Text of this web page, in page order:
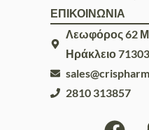
ΕΠΙΚΟΙΝΩΝΙΑ
Λεωφόρος 62
Ηράκλειο 71303
2810 313857